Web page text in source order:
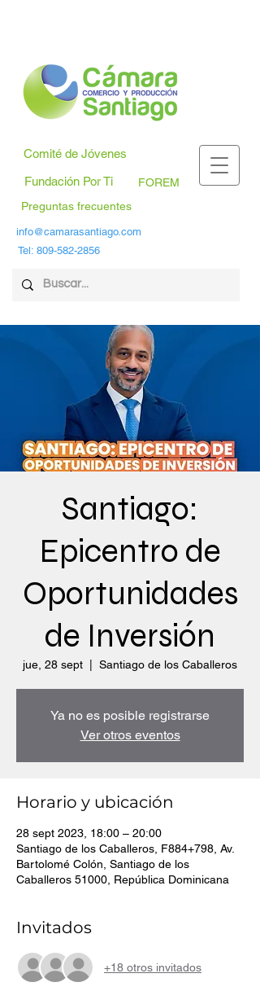
Tel: 809-582-2856
info@camarasantiago.com
FOREM
Comité de Jóvenes
Fundación Por Ti
Preguntas frecuentes
Santiago:
Epicentro de
Oportunidades
de Inversión
jue, 28 sept Santiago de los Caballeros
Ya no es posible registrarse
Ver otros eventos
Horario y ubicación
28 sept 2023, 18:00 – 20:00
Santiago de los Caballeros, F884+798, Av.
Bartolomé Colón, Santiago de los
Caballeros 51000, República Dominicana
Invitados
+18 otros invitados